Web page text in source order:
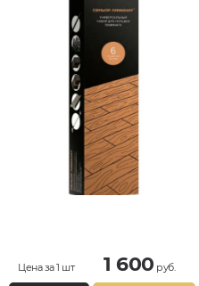
Цена за 1 шт 1 600 руб.